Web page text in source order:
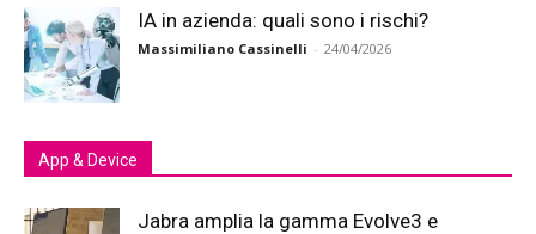
IA in azienda: quali sono i rischi?
Massimiliano Cassinelli - 24/04/2026
App & Device
Jabra amplia la gamma Evolve3 e